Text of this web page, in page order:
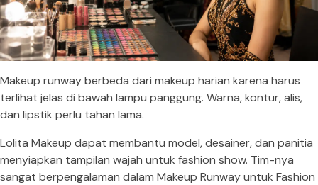
Makeup runway berbeda dari makeup harian karena harus
terlihat jelas di bawah lampu panggung. Warna, kontur, alis,
dan lipstik perlu tahan lama.
Lolita Makeup dapat membantu model, desainer, dan panitia
menyiapkan tampilan wajah untuk fashion show. Tim-nya
sangat berpengalaman dalam Makeup Runway untuk Fashion